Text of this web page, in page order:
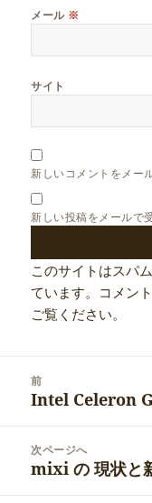
メール ※
サイト
新しいコメントをメー
新しい投稿をメールで
このサイトはスパ
ています。 コメン
ご覧ください。
ビ
シ
前
前
投
稿:
Intel Celeron
次ページへ
次
の
mixi の 現状と